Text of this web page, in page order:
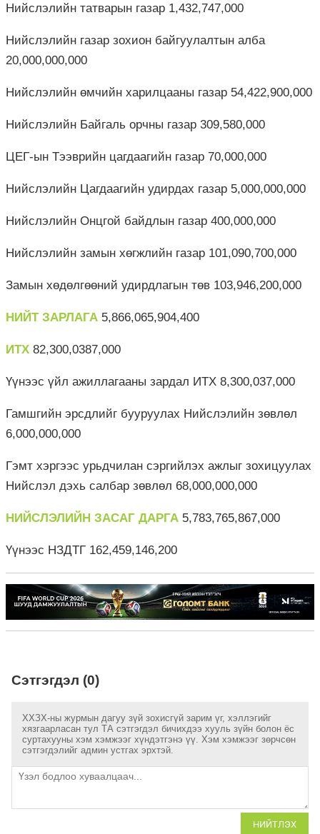
Нийслэлийн татварын газар 1,432,747,000
Нийслэлийн газар зохион байгуулалтын алба
20,000,000,000
Нийслэлийн өмчийн харилцааны газар 54,422,900,000
Нийслэлийн Байгаль орчны газар 309,580,000
ЦЕГ-ын Тээврийн цагдаагийн газар 70,000,000
Нийслэлийн Цагдаагийн удирдах газар 5,000,000,000
Нийслэлийн Онцгой байдлын газар 400,000,000
Нийслэлийн замын хөгжлийн газар 101,090,700,000
Замын хөдөлгөөний удирдлагын төв 103,946,200,000
НИЙТ ЗАРЛАГА 5,866,065,904,400
ИТХ 82,300,0387,000
Үүнээс үйл ажиллагааны зардал ИТХ 8,300,037,000
Гамшгийн эрсдлийг бууруулах Нийслэлийн зөвлөл
6,000,000,000
Гэмт хэргээс урьдчилан сэргийлэх ажлыг зохицуулах
Нийслэл дэхь салбар зөвлөл 68,000,000,000
НИЙСЛЭЛИЙН ЗАСАГ ДАРГА 5,783,765,867,000
Үүнээс НЗДТГ 162,459,146,200
Сэтгэгдэл (0)
ХХЗХ-ны журмын дагуу зүй зохисгүй зарим үг, хэллэгийг
хязгаарласан тул ТА сэтгэгдэл бичихдээ хууль зүйн болон ёс
суртахууны хэм хэмжээг хүндэтгэнэ үү. Хэм хэмжээг зөрчсөн
сэтгэгдэлийг админ устгах эрхтэй.
НИЙТЛЭХ